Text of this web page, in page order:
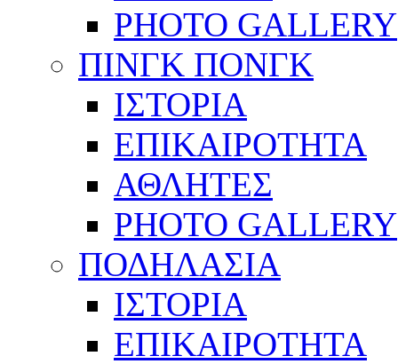
PHOTO GALLERY
ΠΙΝΓΚ ΠΟΝΓΚ
ΙΣΤΟΡΙΑ
ΕΠΙΚΑΙΡΟΤΗΤΑ
ΑΘΛΗΤΕΣ
PHOTO GALLERY
ΠΟΔΗΛΑΣΙΑ
ΙΣΤΟΡΙΑ
ΕΠΙΚΑΙΡΟΤΗΤΑ